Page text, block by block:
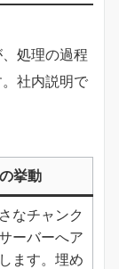
処理の過程
社内説明で
挙動
なチャンク
ーバーへア
ます。埋め